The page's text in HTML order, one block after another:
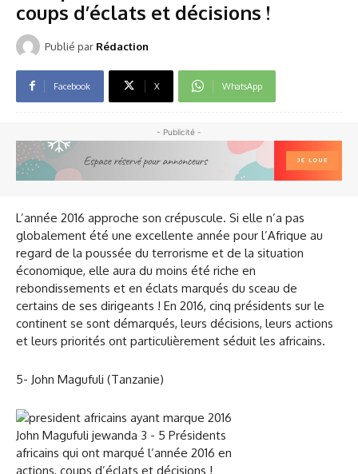
coups d’éclats et décisions !
Publié par Rédaction
Facebook X WhatsApp
- Publicité -
L’année 2016 approche son crépuscule. Si elle n’a pas
globalement été une excellente année pour l’Afrique au
regard de la poussée du terrorisme et de la situation
économique, elle aura du moins été riche en
rebondissements et en éclats marqués du sceau de
certains de ses dirigeants ! En 2016, cinq présidents sur le
continent se sont démarqués, leurs décisions, leurs actions
et leurs priorités ont particulièrement séduit les africains.
5- John Magufuli (Tanzanie)